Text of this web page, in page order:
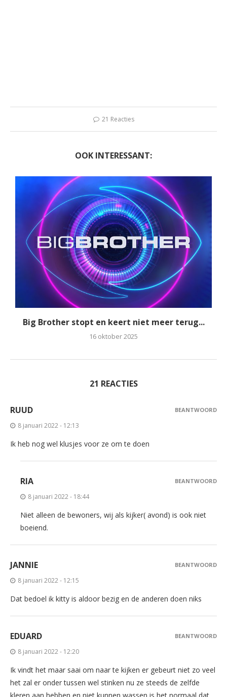
21 Reacties
OOK INTERESSANT:
Big Brother stopt en keert niet meer terug...
16 oktober 2025
21 REACTIES
RUUD
8 januari 2022 - 12:13
Ik heb nog wel klusjes voor ze om te doen
BEANTWOORD
RIA
8 januari 2022 - 18:44
Niet alleen de bewoners, wij als kijker( avond) is ook niet
boeiend.
BEANTWOORD
JANNIE
8 januari 2022 - 12:15
Dat bedoel ik kitty is aldoor bezig en de anderen doen niks
BEANTWOORD
EDUARD
8 januari 2022 - 12:20
Ik vindt het maar saai om naar te kijken er gebeurt niet zo veel
het zal er onder tussen wel stinken nu ze steeds de zelfde
BEANTWOORD